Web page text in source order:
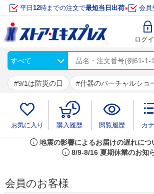
平日 12時までの注文で最短当日出荷※ 会員
ログ
9/1は防災の日 什器のバーチャルショ
お気に入り 購入履歴 閲覧履歴 カ
info 地震の影響によるお届けの遅れにつ
info 8/9-8/16 夏期休業のお知
会員のお客様